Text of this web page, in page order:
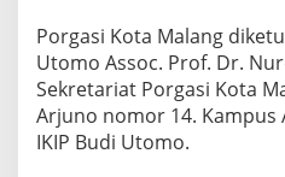
Porgasi Kota Malang
Utomo Assoc. Prof. Dr.
Sekretariat Porgasi Kota
Arjuno nomor 14. Kampus
IKIP Budi Utomo.